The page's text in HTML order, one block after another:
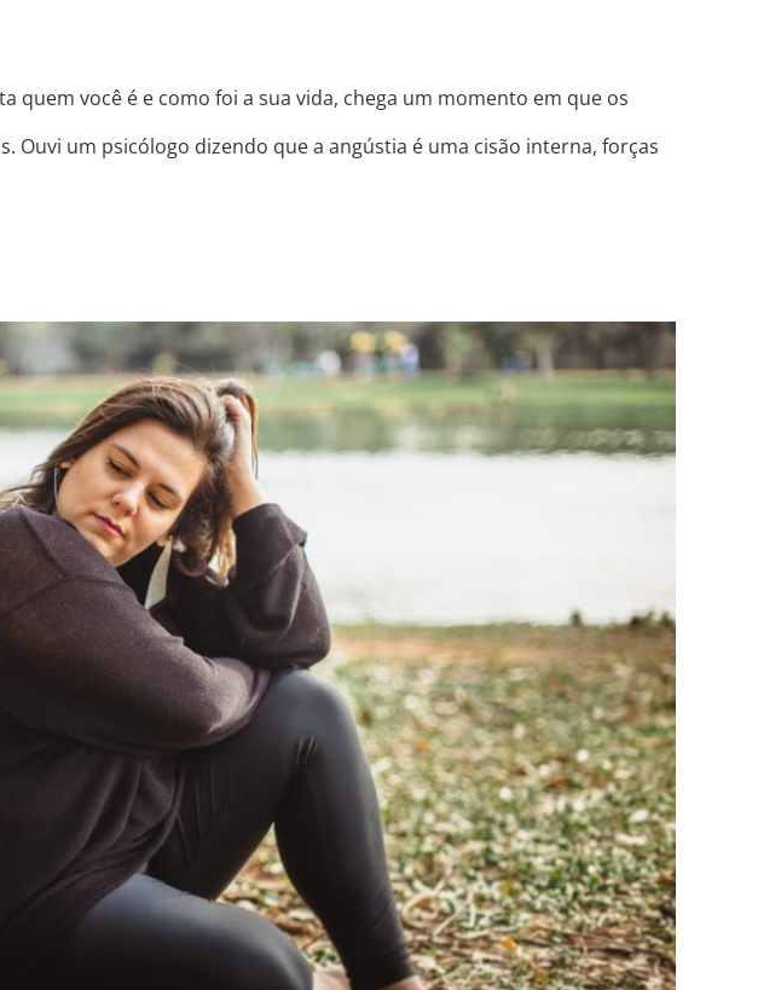
você é e como foi a sua vida, chega um momento em que os
Ouvi um psicólogo dizendo que a angústia é uma cisão interna, forças
LADO E MINHA RAZÃO PRA OUTRO